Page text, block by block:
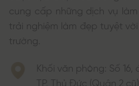
cung cấp những dịch vụ
trải nghiệm làm đẹp tuyệt
trường.
Khối văn phòng: Số 16,
TP. Thủ Đức (Quận 2